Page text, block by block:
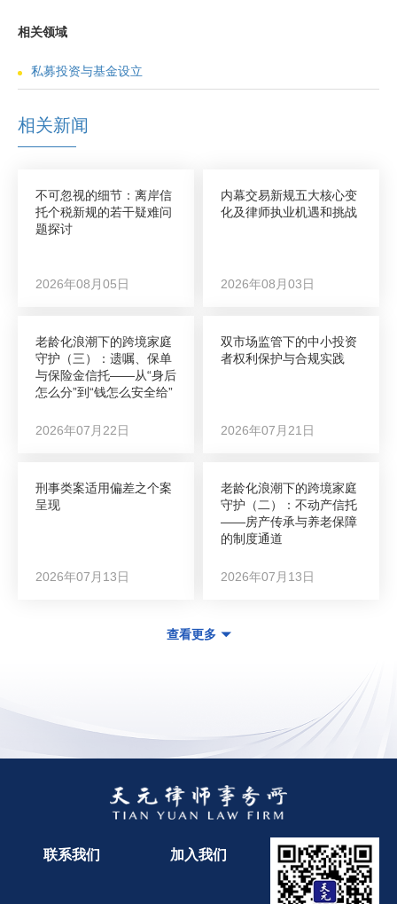
相关领域
私募投资与基金设立
相关新闻
不可忽视的细节：离岸信
托个税新规的若干疑难问
题探讨
2026年08月05日
内幕交易新规五大核心变
化及律师执业机遇和挑战
2026年08月03日
老龄化浪潮下的跨境家庭
守护（三）：遗嘱、保单
与保险金信托——从“身后
怎么分”到“钱怎么安全给”
2026年07月22日
双市场监管下的中小投资
者权利保护与合规实践
2026年07月21日
刑事类案适用偏差之个案
呈现
2026年07月13日
老龄化浪潮下的跨境家庭
守护（二）：不动产信托
——房产传承与养老保障
的制度通道
2026年07月13日
查看更多
联系我们 加入我们